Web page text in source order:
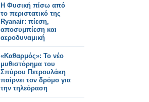
Η Φυσική πίσω από
το περιστατικό της
Ryanair: πίεση,
αποσυμπίεση και
αεροδυναμική
«Καθαρμός»: Το νέο
μυθιστόρημα του
Σπύρου Πετρουλάκη
παίρνει τον δρόμο για
την τηλεόραση